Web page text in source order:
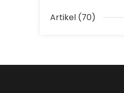
Artikel (70)